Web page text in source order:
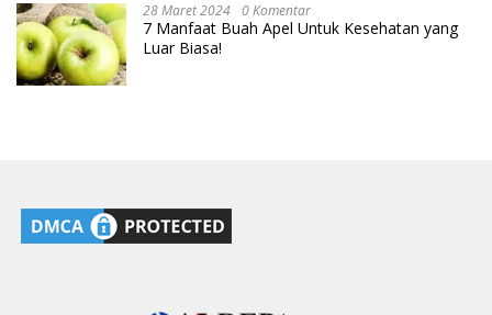
28 Maret 2024 0 Komentar
7 Manfaat Buah Apel Untuk Kesehatan yang
Luar Biasa!